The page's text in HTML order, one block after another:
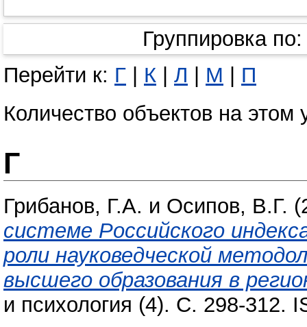
Группировка
Перейти к: Г | К | Л | М | П
Количество объектов на этом
Г
Грибанов, Г.А. и Осипов, В.Г.
системе Российского
роли науковедческой
высшего образования в
и психология (4). С. 298-312.